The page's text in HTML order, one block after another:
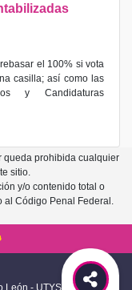
el 100% si vota
casilla; así como las
y Candidaturas
queda prohibida cualquier
sitio.
y/o contenido total o
al Código Penal Federal.
León - UTYS